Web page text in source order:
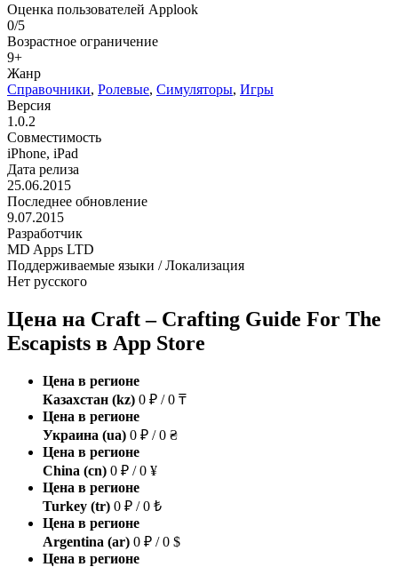
Оценка пользователей Applook
0/5
Возрастное ограничение
9+
Жанр
Справочники, Ролевые, Симуляторы, Игры
Версия
1.0.2
Совместимость
iPhone, iPad
Дата релиза
25.06.2015
Последнее обновление
9.07.2015
Разработчик
MD Apps LTD
Поддерживаемые языки / Локализация
Нет русского
Цена на Craft – Crafting Guide For The
Escapists в App Store
Цена в регионе
Казахстан (kz) 0 ₽ / 0 ₸
Цена в регионе
Украина (ua) 0 ₽ / 0 ₴
Цена в регионе
China (cn) 0 ₽ / 0 ¥
Цена в регионе
Turkey (tr) 0 ₽ / 0 ₺
Цена в регионе
Argentina (ar) 0 ₽ / 0 $
Цена в регионе